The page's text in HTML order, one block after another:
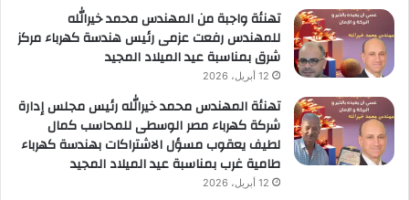
تهنئة واجبة من المهندس محمد خيرالله
للمهندس رفعت عزمى رئيس هندسة كهرباء مركز
شرق بمناسبة عيد الميلاد المجيد
12 أبريل، 2026
تهنئة المهندس محمد خيرالله رئيس مجلس إدارة
شركة كهرباء مصر الوسطى للمحاسب كمال
لطيف يعقوب مسؤل الاشتراكات بهندسة كهرباء
طامية غرب بمناسبة عيد الميلاد المجيد
12 أبريل، 2026